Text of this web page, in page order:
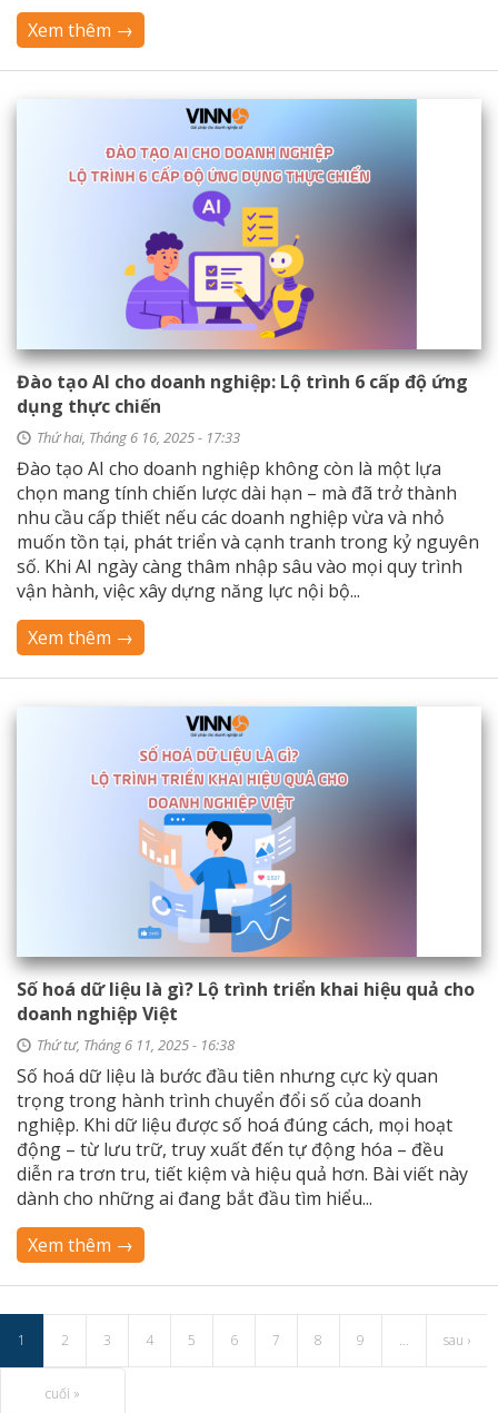
Xem thêm →
Đào tạo AI cho doanh nghiệp: Lộ trình 6 cấp độ ứng
dụng thực chiến
Thứ hai, Tháng 6 16, 2025 - 17:33
Đào tạo AI cho doanh nghiệp không còn là một lựa
chọn mang tính chiến lược dài hạn – mà đã trở thành
nhu cầu cấp thiết nếu các doanh nghiệp vừa và nhỏ
muốn tồn tại, phát triển và cạnh tranh trong kỷ nguyên
số. Khi AI ngày càng thâm nhập sâu vào mọi quy trình
vận hành, việc xây dựng năng lực nội bộ...
Xem thêm →
Số hoá dữ liệu là gì? Lộ trình triển khai hiệu quả cho
doanh nghiệp Việt
Thứ tư, Tháng 6 11, 2025 - 16:38
Số hoá dữ liệu là bước đầu tiên nhưng cực kỳ quan
trọng trong hành trình chuyển đổi số của doanh
nghiệp. Khi dữ liệu được số hoá đúng cách, mọi hoạt
động – từ lưu trữ, truy xuất đến tự động hóa – đều
diễn ra trơn tru, tiết kiệm và hiệu quả hơn. Bài viết này
dành cho những ai đang bắt đầu tìm hiểu...
Xem thêm →
1 2 3 4 5 6 7 8 9 … sau ›
cuối »